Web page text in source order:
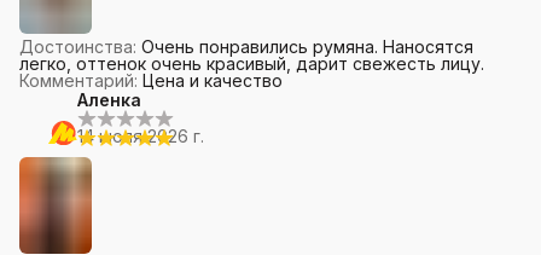
Достоинства: Очень понравились румяна. Наносятся
легко, оттенок очень красивый, дарит свежесть лицу.
Комментарий: Цена и качество
Аленка
14 июля 2026 г.